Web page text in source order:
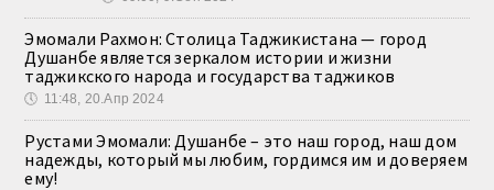
Эмомали Рахмон: Столица Таджикистана — город
Душанбе является зеркалом истории и жизни
таджикского народа и государства таджиков
🕔 11:48, 20.Апр 2024
Рустами Эмомали: Душанбе – это наш город, наш дом
надежды, который мы любим, гордимся им и доверяем
ему!